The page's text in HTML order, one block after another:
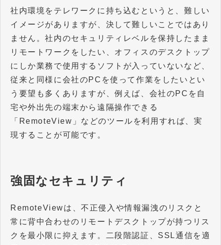
社内環境をテレワークに持ち込むというと、難しい
イメージがありますが、決して難しいことではあり
ません。社内のセキュリティレベルを保持したまま
リモートワークをしたい、オフィスのデスクトップ
にしか業務で使用するソフトが入っていないなど、
従来と同様に会社のPCを使って作業をしたいとい
う要望も多くありますが、例えば、会社のPCを自
宅や外出先の端末から遠隔操作できる
「RemoteView」などのツールを利用すれば、実
現することが可能です。
強固なセキュリティ
RemoteViewは、不正侵入や情報漏洩のリスクと
常に背中合わせのリモートデスクトップが持つリス
クを最小限に抑えます。二段階認証、SSL通信を適